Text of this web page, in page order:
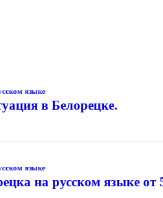
языке
в Белорецке.
языке
на русском языке